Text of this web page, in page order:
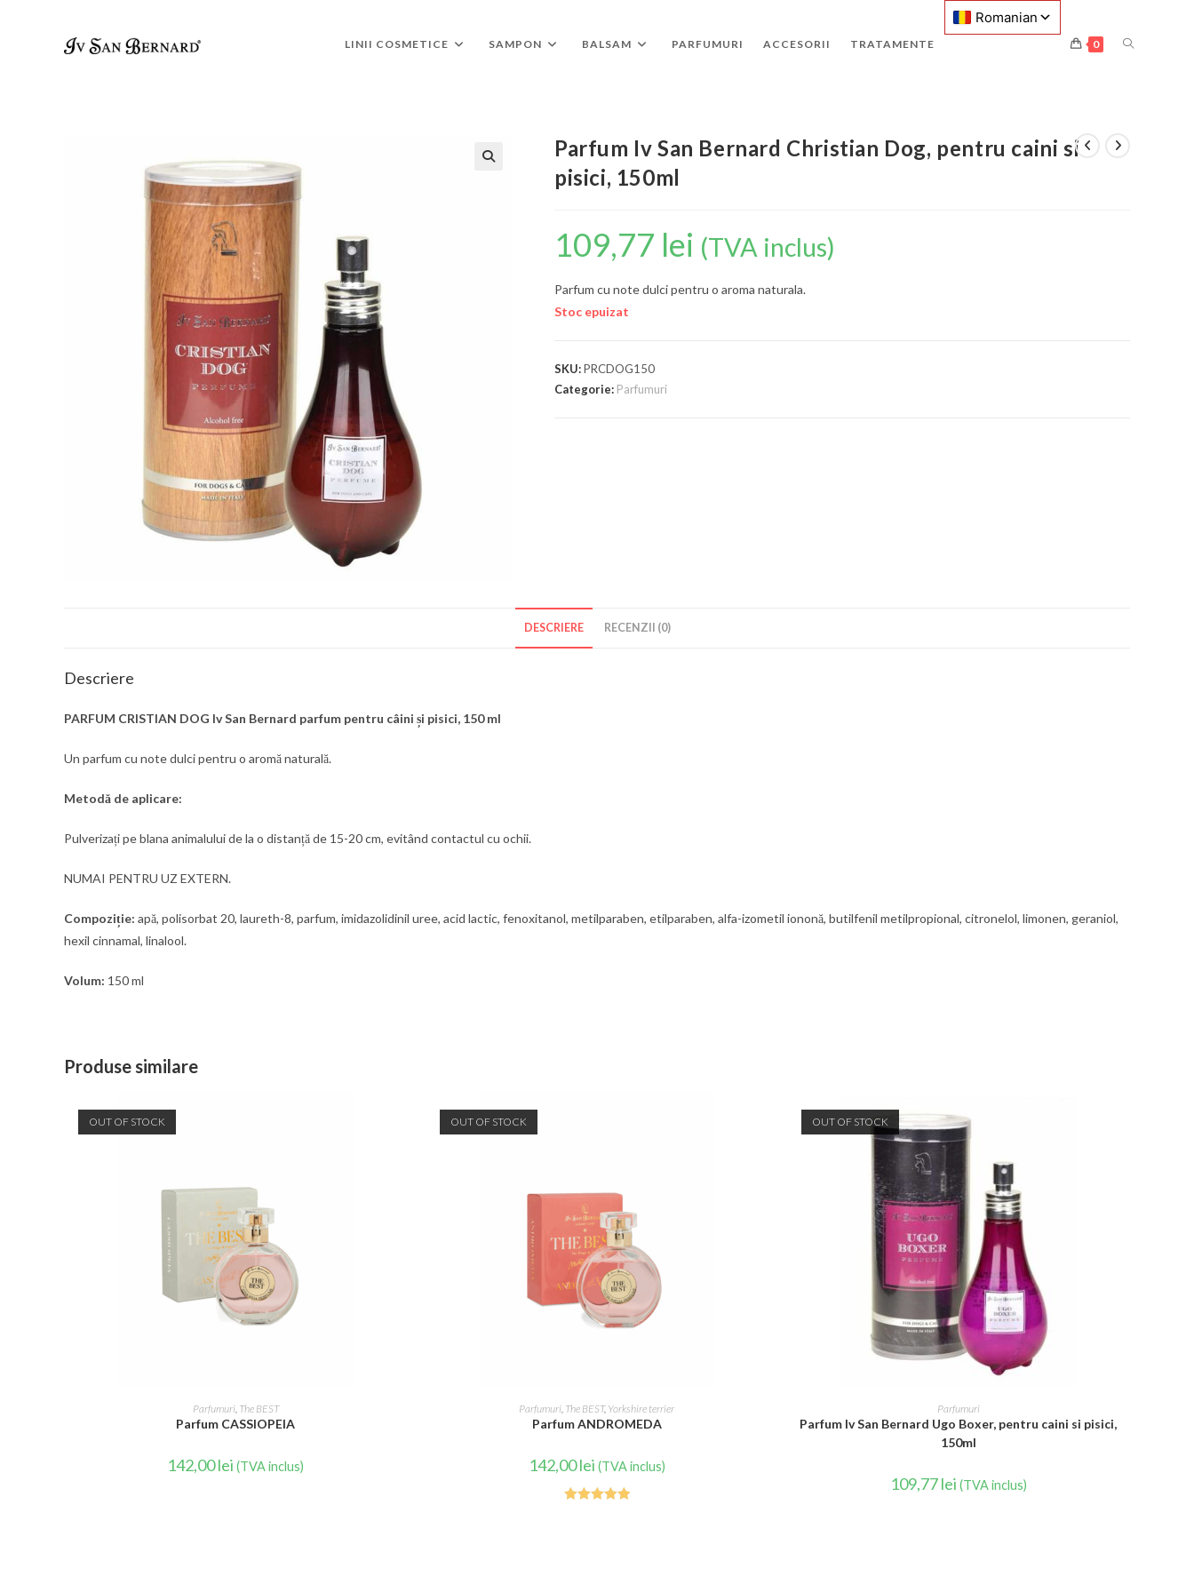
LINII COSMETICE SAMPON BALSAM PARFUMURI ACCESORII TRATAMENTE 0
Parfum Iv San Bernard Christian Dog, pentru caini si
pisici, 150ml
109,77 lei (TVA inclus)
Parfum cu note dulci pentru o aroma naturala.
Stoc epuizat
SKU:PRCDOG150
Categorie: Parfumuri
DESCRIERE RECENZII (0)
Descriere
PARFUM CRISTIAN DOG Iv San Bernard parfum pentru câini și pisici, 150 ml
Un parfum cu note dulci pentru o aromă naturală.
Metodă de aplicare:
Pulverizați pe blana animalului de la o distanță de 15-20 cm, evitând contactul cu ochii.
NUMAI PENTRU UZ EXTERN.
Compoziție: apă, polisorbat 20, laureth-8, parfum, imidazolidinil uree, acid lactic, fenoxitanol, metilparaben, etilparaben, alfa-izometil iononă, butilfenil metilpropional, citronelol, limonen, geraniol,
hexil cinnamal, linalool.
Volum: 150 ml
Produse similare
OUT OF STOCK
CITEȘTE MAI MULT
Parfumuri, The BEST
Parfum CASSIOPEIA
142,00lei (TVA inclus)
OUT OF STOCK
CITEȘTE MAI MULT
Parfumuri, The BEST, Yorkshire terrier
Parfum ANDROMEDA
142,00lei (TVA inclus)
OUT OF STOCK
CITEȘTE MAI MULT
Parfumuri
Parfum Iv San Bernard Ugo Boxer, pentru caini si pisici,
150ml
109,77lei (TVA inclus)